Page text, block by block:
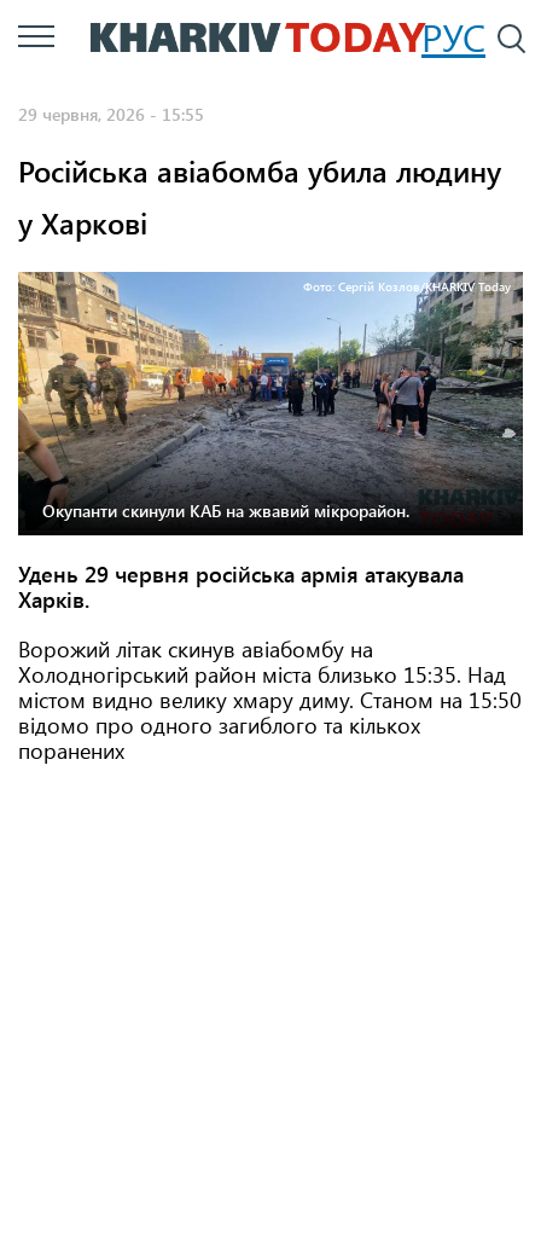
Перейти
до
РУС
29 червня, 2026 - 15:55
Російська авіабомба убила людину
у Харкові
Фото: Сергій Козлов/KHARKIV Today
Окупанти скинули КАБ на жвавий мікрорайон.
Удень 29 червня російська армія атакувала
Харків.
Ворожий літак скинув авіабомбу на
Холодногірський район міста близько 15:35. Над
містом видно велику хмару диму. Станом на 15:50
відомо про одного загиблого та кількох
поранених